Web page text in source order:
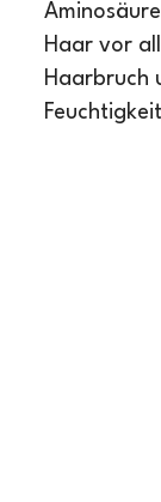
Haar vor
Haarbruch